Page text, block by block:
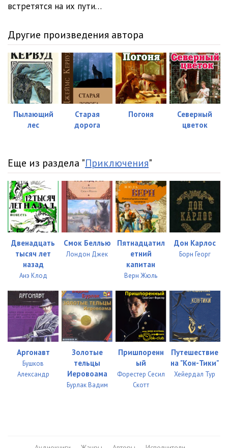
встретятся на их пути…
Другие произведения автора
Пылающий
лес
Старая
дорога
Погоня
Северный
цветок
Еще из раздела "Приключения"
Двенадцать
тысяч лет
назад
Анэ Клод
Смок Беллью
Лондон Джек
Пятнадцатил
етний
капитан
Верн Жюль
Дон Карлос
Борн Георг
Аргонавт
Бушков
Александр
Золотые
тельцы
Иеровоама
Бурлак Вадим
Пришпоренн
ый
Форестер Сесил
Скотт
Путешествие
на "Кон-Тики"
Хейердал Тур